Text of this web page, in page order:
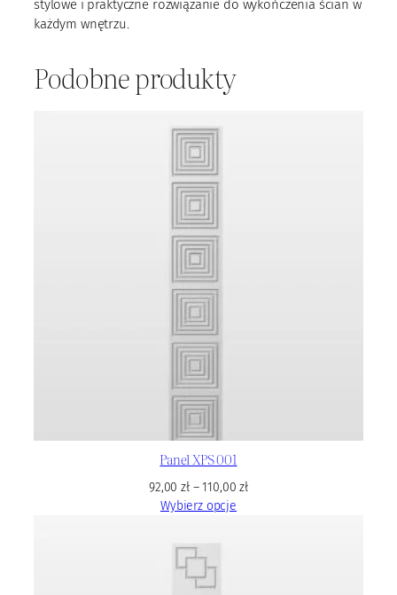
stylowe i praktyczne rozwiązanie do wykończenia ścian w
każdym wnętrzu.
Podobne produkty
Panel XPS 001
92,00zł– 110,00zł
Wybierz opcje